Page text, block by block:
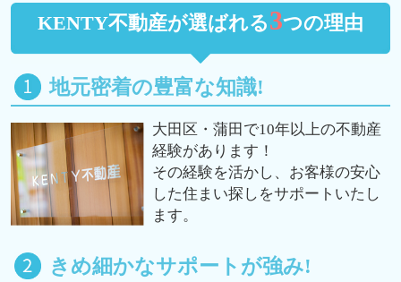
KENTY不動産が選ばれる3つの理由
地元密着の豊富な知識!
大田区・蒲田で10年以上の不動産
経験があります！
その経験を活かし、お客様の安心
した住まい探しをサポートいたし
ます。
きめ細かなサポートが強み!